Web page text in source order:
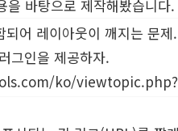
바탕으로 제작해봤습니다.
어 레이아웃이 깨지는 문제.
그인을 제공하자.
ko/